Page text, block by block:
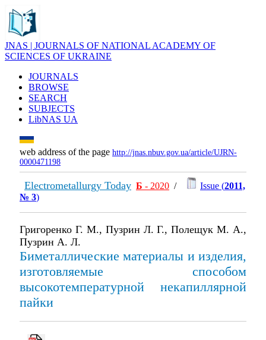
JNAS | JOURNALS OF NATIONAL ACADEMY OF
SCIENCES OF UKRAINE
JOURNALS
BROWSE
SEARCH
SUBJECTS
LibNAS UA
web address of the page http://jnas.nbuv.gov.ua/article/UJRN-
0000471198
Electrometallurgy Today Б - 2020 / Issue (2011,
№ 3)
Григоренко Г. М., Пузрин Л. Г., Полещук М. А.,
Пузрин А. Л.
Биметаллические материалы и изделия,
изготовляемые способом
высокотемпературной некапиллярной
пайки